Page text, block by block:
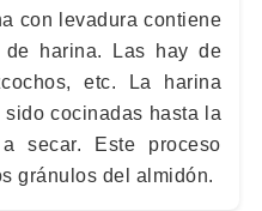
con levadura contiene
harina. Las hay de
etc. La harina
cocinadas hasta la
secar. Este proceso
gránulos del almidón.